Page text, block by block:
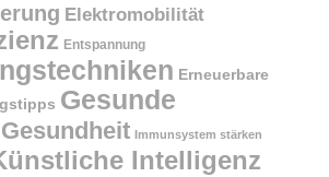
Elektromobilität
Entspannung
Erneuerbare
Gesunde
Gesundheit Immunsystem stärken
Intelligenz